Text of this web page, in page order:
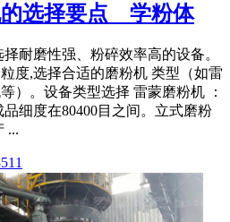
选择要点 _ 学粉体
耐磨性强、粉碎效率高的设备。
度,选择合适的磨粉机 类型（如雷
）。设备类型选择 雷蒙磨粉机 ：
细度在80400目之间。立式磨粉
...